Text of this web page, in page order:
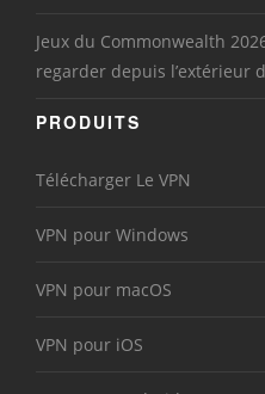
Jeux du Commonwealth
regarder depuis l’extérieur
PRODUITS
Télécharger Le VPN
VPN pour Windows
VPN pour macOS
VPN pour iOS